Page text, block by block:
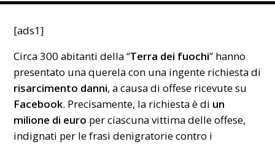
[ads1]
Circa 300 abitanti della “Terra dei fuochi” hanno
presentato una querela con una ingente richiesta di
risarcimento danni, a causa di offese ricevute su
Facebook. Precisamente, la richiesta è di un
milione di euro per ciascuna vittima delle offese,
indignati per le frasi denigratorie contro i